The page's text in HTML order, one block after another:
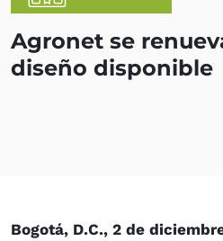
Agronet se
diseño disponible
Bogotá, D.C., 2 de